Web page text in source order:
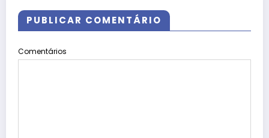
PUBLICAR COMENTÁRIO
Comentários